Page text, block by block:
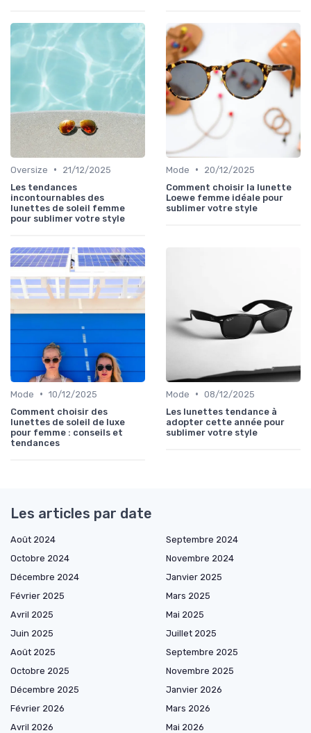
Oversize •
21/12/2025
Les tendances
incontournables des
lunettes de soleil femme
pour sublimer votre style
Mode •
20/12/2025
Comment choisir la lunette
Loewe femme idéale pour
sublimer votre style
Mode • 10/12/2025
Comment choisir des
lunettes de soleil de luxe
pour femme : conseils et
tendances
Mode • 08/12/2025
Les lunettes tendance à
adopter cette année pour
sublimer votre style
Les articles par date
Août 2024
Septembre 2024
Octobre 2024
Novembre 2024
Décembre 2024
Janvier 2025
Février 2025
Mars 2025
Avril 2025
Mai 2025
Juin 2025
Juillet 2025
Août 2025
Septembre 2025
Octobre 2025
Novembre 2025
Décembre 2025
Janvier 2026
Février 2026
Mars 2026
Avril 2026
Mai 2026